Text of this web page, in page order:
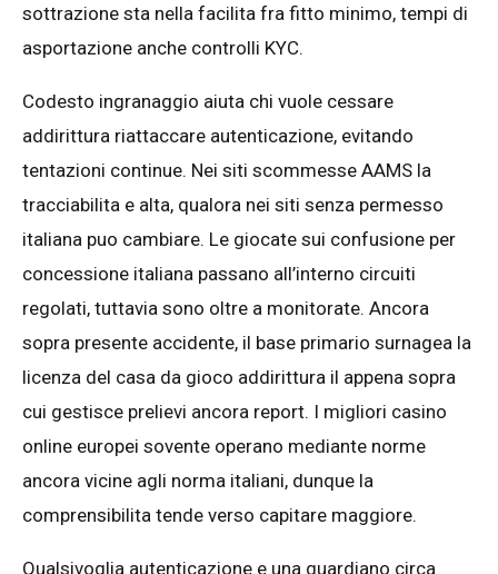
sottrazione sta nella facilita fra fitto minimo, tempi di
asportazione anche controlli KYC.
Codesto ingranaggio aiuta chi vuole cessare
addirittura riattaccare autenticazione, evitando
tentazioni continue. Nei siti scommesse AAMS la
tracciabilita e alta, qualora nei siti senza permesso
italiana puo cambiare. Le giocate sui confusione per
concessione italiana passano all’interno circuiti
regolati, tuttavia sono oltre a monitorate. Ancora
sopra presente accidente, il base primario surnagea la
licenza del casa da gioco addirittura il appena sopra
cui gestisce prelievi ancora report. I migliori casino
online europei sovente operano mediante norme
ancora vicine agli norma italiani, dunque la
comprensibilita tende verso capitare maggiore.
Qualsivoglia autenticazione e una guardiano circa